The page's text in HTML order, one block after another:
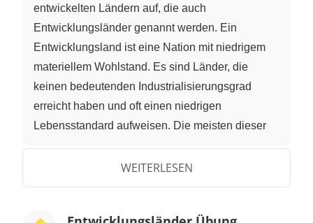
entwickelten Ländern auf, die auch
Entwicklungsländer genannt werden. Ein
Entwicklungsland ist eine Nation mit niedrigem
materiellem Wohlstand. Es sind Länder, die
keinen bedeutenden Industrialisierungsgrad
erreicht haben und oft einen niedrigen
Lebensstandard aufweisen. Die meisten dieser
befinden sich auf der südlichen Erdhalbkugel,
wobei es ein paar Ausnahmen gibt, wie zum
WEITERLESEN